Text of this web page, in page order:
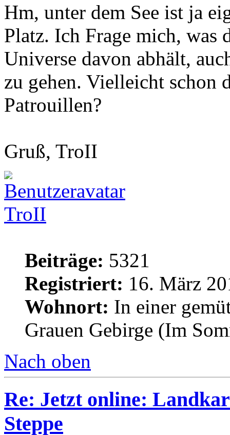
Hm, unter dem See ist ja
Platz. Ich Frage mich, was
Universe davon abhält,
zu gehen. Vielleicht schon
Patrouillen?
Gruß, TroII
TroII
Beiträge: 5321
Registriert: 16. März
Wohnort: In einer
Grauen Gebirge (Im
Nach oben
Re: Jetzt online:
Steppe